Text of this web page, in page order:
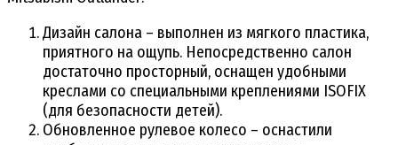
Дизайн салона – выполнен из мягкого пластика,
приятного на ощупь. Непосредственно салон
достаточно просторный, оснащен удобными
креслами со специальными креплениями ISOFIX
(для безопасности детей).
Обновленное рулевое колесо – оснастили